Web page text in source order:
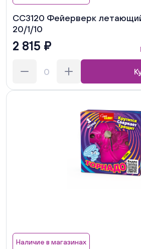
СС3120 Фейерверк
20/1/10
2 815 ₽
Наличие в магазинах